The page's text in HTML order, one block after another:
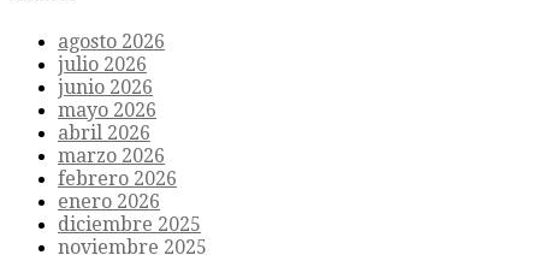
agosto 2026
julio 2026
junio 2026
mayo 2026
abril 2026
marzo 2026
febrero 2026
enero 2026
diciembre 2025
noviembre 2025